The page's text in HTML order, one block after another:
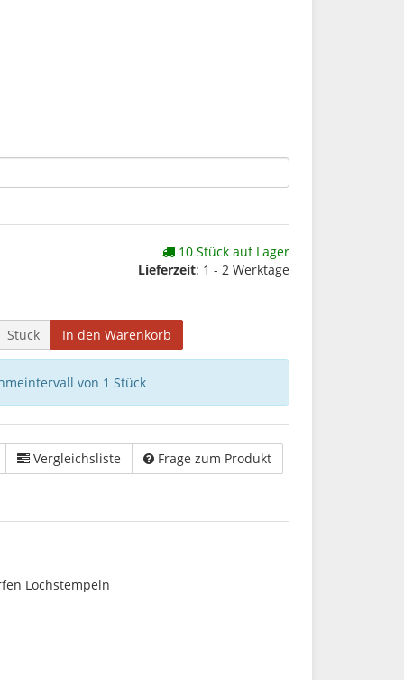
10 Stück auf Lager
Lieferzeit: 1 - 2 Werktage
Stück In den Warenkorb
von 1 Stück
Vergleichsliste Frage zum Produkt
Lochstempeln